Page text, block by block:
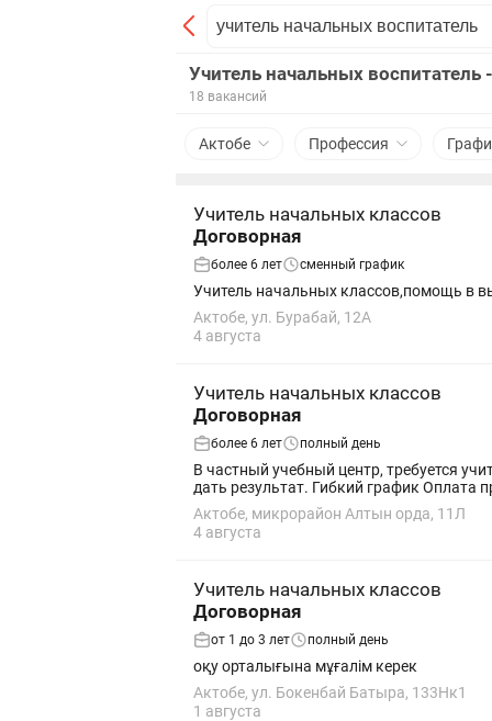
Учитель начальных воспитатель
18 вакансий
Актобе Профессия
Учитель начальных классов
Договорная
более 6 лет сменный график
Учитель начальных классов,помощь в
Актобе, ул. Бурабай, 12А
4 августа
Учитель начальных классов
Договорная
более 6 лет полный день
В частный учебный центр, требуется
дать результат. Гибкий график
Актобе, микрорайон Алтын орда, 11Л
4 августа
Учитель начальных классов
Договорная
от 1 до 3 лет полный день
оқу орталығына мұғалім керек
Актобе, ул. Бокенбай Батыра, 133Нк1
1 августа